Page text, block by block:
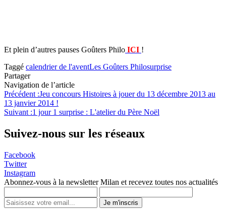
Et plein d’autres pauses Goûters Philo ICI !
Taggé calendrier de l'aventLes Goûters Philosurprise
Partager
Navigation de l’article
Précédent :Jeu concours Histoires à jouer du 13 décembre 2013 au
13 janvier 2014 !
Suivant :1 jour 1 surprise : L'atelier du Père Noël
Suivez-nous sur les réseaux
Facebook
Twitter
Instagram
Abonnez-vous à la newsletter Milan et recevez toutes nos actualités
Je m'inscris